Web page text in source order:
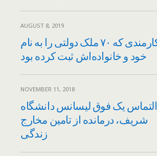
AUGUST 8, 2019
کارمندی که ۷۰ ملک دولتی را به نام
خود و خانواده‌اش ثبت کرده بود
NOVEMBER 11, 2018
التماس یک فوق لیسانس دانشگاه
شریف، درمانده از تامین مخارج
زندگی